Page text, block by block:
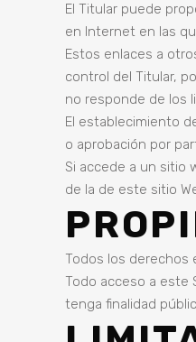
El Titular puede
en Internet en las
Estos enlaces a
control del Titular,
no responde de los
El establecimiento
o aprobación por
Si accede a un sitio
de la de este sitio
Todos los derechos
Todo acceso a este
tenga finalidad